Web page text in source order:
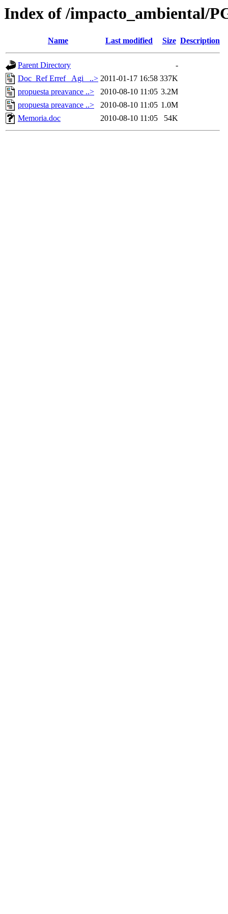
Index of /impacto_ambiental/
Name Last modified Size Description
Parent Directory
-
Doc_Ref Erref_ Agi_ ..> 2011-01-17 16:58 337K
propuesta preavance ..>
2010-08-10 11:05 3.2M
propuesta preavance ..>
2010-08-10 11:05 1.0M
Memoria.doc
2010-08-10 11:05 54K